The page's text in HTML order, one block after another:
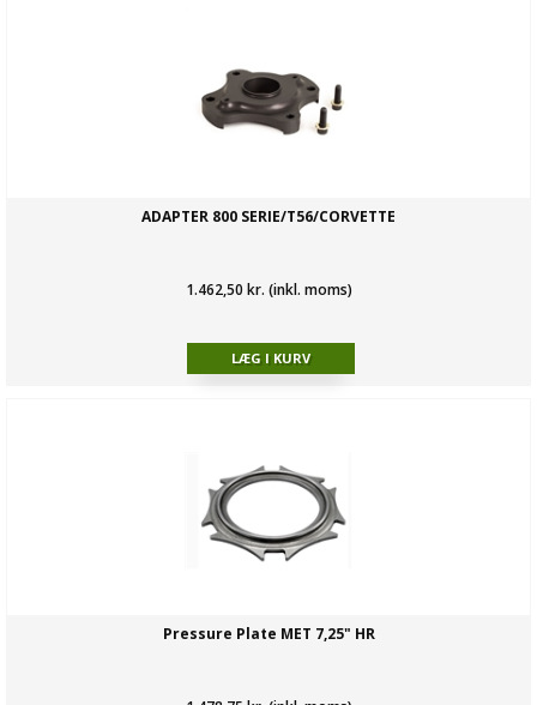
ADAPTER 800 SERIE/T56/CORVETTE
1.462,50 kr. (inkl. moms)
Pressure Plate MET 7,25" HR